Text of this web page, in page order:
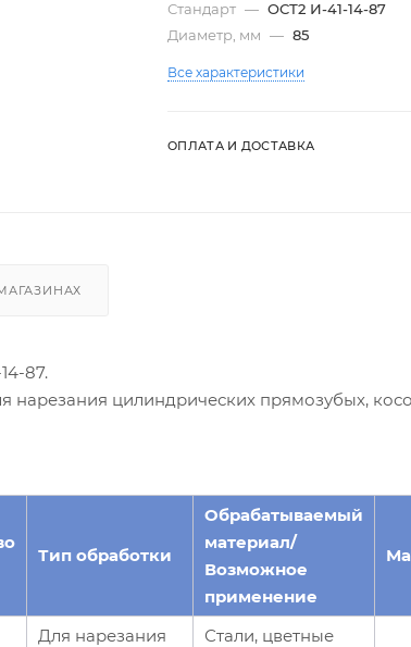
Стандарт — ОСТ2 И-41-14-87
Диаметр, мм — 85
Все характеристики
ОПЛАТА И ДОСТАВКА
87.
цилиндрических прямозубых,
Тип обработки
Обрабатываемый
материал/
Возможное
применение
Для нарезания
Стали, цветные